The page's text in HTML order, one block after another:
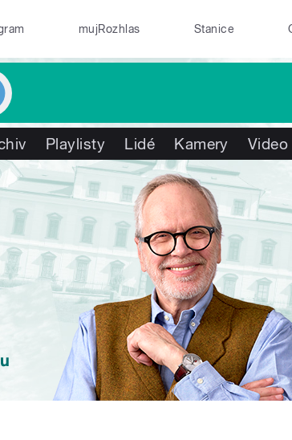
mujRozhlas Stanice
Playlisty Lidé Kamery Video